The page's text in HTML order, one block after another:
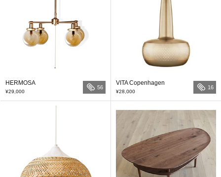
HERMOSA
¥29,000
56
VITA Copenhagen
¥28,000
16